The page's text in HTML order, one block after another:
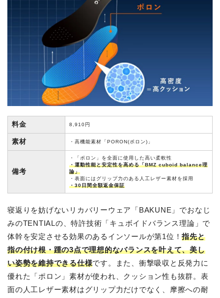
料金 8,910円
素材 ・高機能素材「PORON(ポロン)」
備考
・「ポロン」を全面に使用した高い柔軟性
・運動性能と安定性を高める「BMZ cuboid balance理
論」
・表面にはグリップ力のある人工レザー素材を採用
・30日間全額返金保証
寝返りを妨げないリカバリーウェア「BAKUNE」でおなじ
みのTENTIALの、特許技術「キュボイドバランス理論」で
体幹を安定させる効果のあるインソールが第1位！指先と
指の付け根・踵の3点で理想的なバランスを叶えて、美し
い姿勢を維持できる仕様です。また、衝撃吸収と反発力に
優れた「ポロン」素材が使われ、クッション性も抜群。表
面の人工レザー素材はグリップ力だけでなく、摩擦への耐